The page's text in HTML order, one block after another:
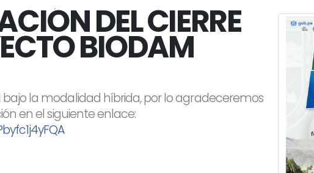
DEL CIERRE
BIODAM
bajo la modalidad híbrida, por lo agradeceremos
en el siguiente enlace: